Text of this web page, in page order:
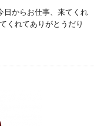
日からお仕事、来てくれ
くれてありがとうだり